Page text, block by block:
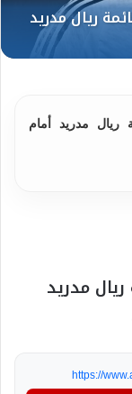
ريال مدريد أمام
مدريد
https://